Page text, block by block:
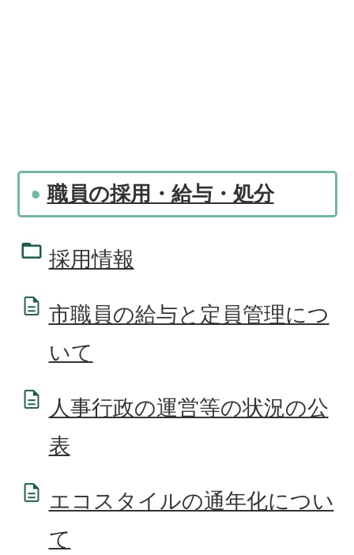
職員の採用・給与・処分
採用情報
市職員の給与と定員管理につ
いて
人事行政の運営等の状況の公
表
エコスタイルの通年化につい
て